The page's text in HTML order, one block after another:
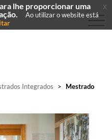
Integrados >
Mestrado
lhe proporcionar uma
Ao utilizar o website está
x